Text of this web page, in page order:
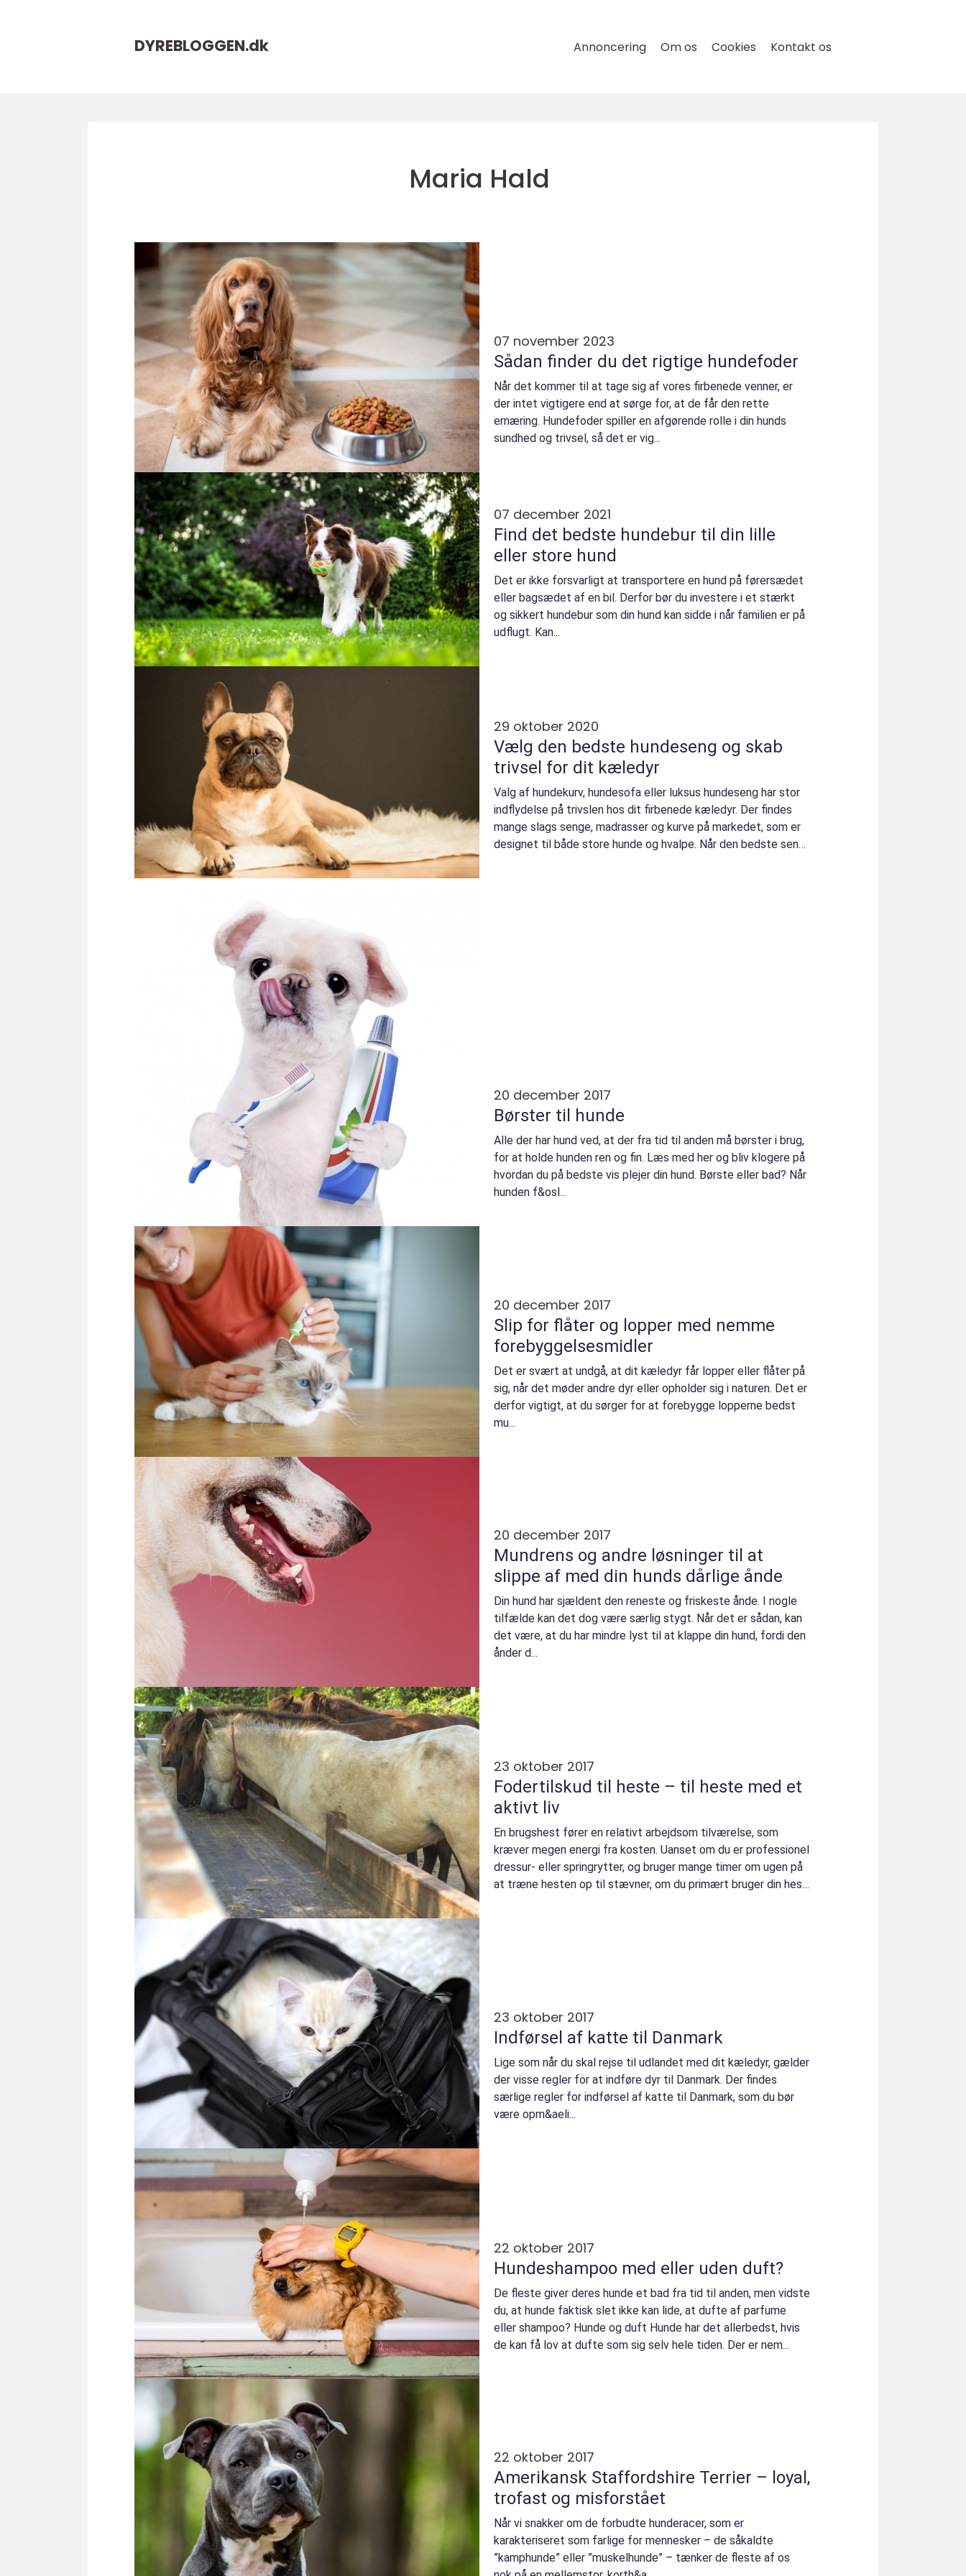
DYREBLOGGEN.dk Annoncering Om os Cookies Kontakt os
Maria Hald
07 november 2023
Sådan finder du det rigtige hundefoder
Når det kommer til at tage sig af vores firbenede venner, er
der intet vigtigere end at sørge for, at de får den rette
ernæring. Hundefoder spiller en afgørende rolle i din hunds
sundhed og trivsel, så det er vig...
07 december 2021
Find det bedste hundebur til din lille
eller store hund
Det er ikke forsvarligt at transportere en hund på førersædet
eller bagsædet af en bil. Derfor bør du investere i et stærkt
og sikkert hundebur som din hund kan sidde i når familien er på
udflugt. Kan...
29 oktober 2020
Vælg den bedste hundeseng og skab
trivsel for dit kæledyr
Valg af hundekurv, hundesofa eller luksus hundeseng har stor
indflydelse på trivslen hos dit firbenede kæledyr. Der findes
mange slags senge, madrasser og kurve på markedet, som er
designet til både store hunde og hvalpe. Når den bedste seng
20 december 2017
Børster til hunde
Alle der har hund ved, at der fra tid til anden må børster i brug,
for at holde hunden ren og fin. Læs med her og bliv klogere på
hvordan du på bedste vis plejer din hund. Børste eller bad? Når
hunden f&osl...
20 december 2017
Slip for flåter og lopper med nemme
forebyggelsesmidler
Det er svært at undgå, at dit kæledyr får lopper eller flåter på
sig, når det møder andre dyr eller opholder sig i naturen. Det er
derfor vigtigt, at du sørger for at forebygge lopperne bedst
mu...
20 december 2017
Mundrens og andre løsninger til at
slippe af med din hunds dårlige ånde
Din hund har sjældent den reneste og friskeste ånde. I nogle
tilfælde kan det dog være særlig stygt. Når det er sådan, kan
det være, at du har mindre lyst til at klappe din hund, fordi den
ånder d...
23 oktober 2017
Fodertilskud til heste – til heste med et
aktivt liv
En brugshest fører en relativt arbejdsom tilværelse, som
kræver megen energi fra kosten. Uanset om du er professionel
dressur- eller springrytter, og bruger mange timer om ugen på
at træne hesten op til stævner, om du primært bruger din hest
23 oktober 2017
Indførsel af katte til Danmark
Lige som når du skal rejse til udlandet med dit kæledyr, gælder
der visse regler for at indføre dyr til Danmark. Der findes
særlige regler for indførsel af katte til Danmark, som du bør
være opm&aeli...
22 oktober 2017
Hundeshampoo med eller uden duft?
De fleste giver deres hunde et bad fra tid til anden, men vidste
du, at hunde faktisk slet ikke kan lide, at dufte af parfume
eller shampoo? Hunde og duft Hunde har det allerbedst, hvis
de kan få lov at dufte som sig selv hele tiden. Der er nem...
22 oktober 2017
Amerikansk Staffordshire Terrier – loyal,
trofast og misforstået
Når vi snakker om de forbudte hunderacer, som er
karakteriseret som farlige for mennesker – de såkaldte
”kamphunde” eller ”muskelhunde” – tænker de fleste af os